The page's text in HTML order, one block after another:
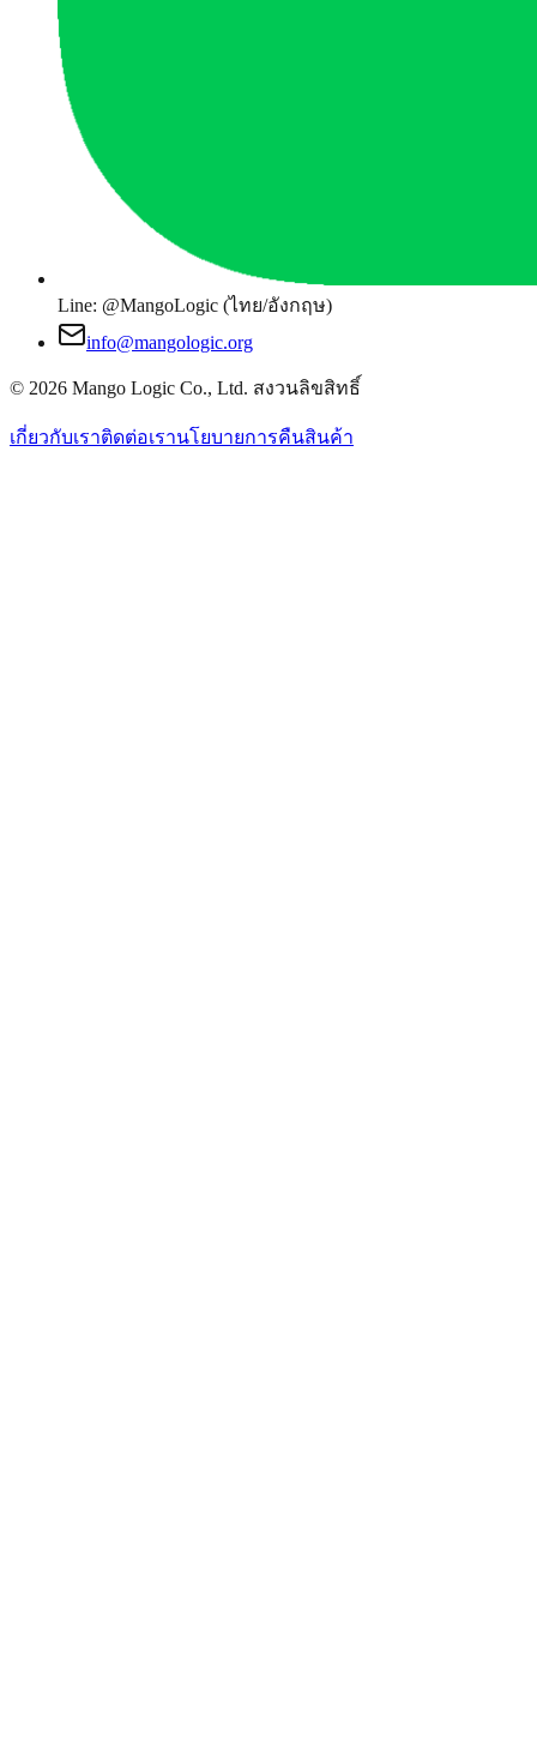
Line: @MangoLogic (ไทย/อังกฤษ)
info@mangologic.org
© 2026 Mango Logic Co., Ltd. สงวนลิขสิทธิ์
เกี่ยวกับเราติดต่อเรานโยบายการคืนสินค้า